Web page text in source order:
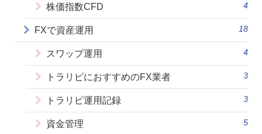
株価指数CFD 4
FXで資産運用 18
スワップ運用 4
トラリピにおすすめのFX業者 3
トラリピ運用記録 3
資金管理 5